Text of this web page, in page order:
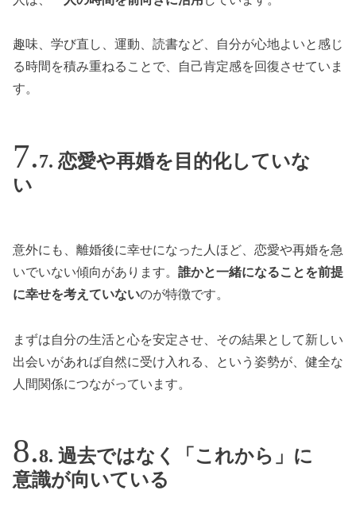
趣味、学び直し、運動、読書など、自分が心地よいと感じ
る時間を積み重ねることで、自己肯定感を回復させていま
す。
7. 恋愛や再婚を目的化していな
い
意外にも、離婚後に幸せになった人ほど、恋愛や再婚を急
いでいない傾向があります。 誰かと一緒になることを前提
に幸せを考えていないのが特徴です。
まずは自分の生活と心を安定させ、その結果として新しい
出会いがあれば自然に受け入れる、という姿勢が、健全な
人間関係につながっています。
8. 過去ではなく「これから」に
意識が向いている